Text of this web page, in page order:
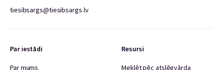
tiesibsargs@tiesibsargs.lv
Par iestādi
Par mums
Resursi
Meklēt pēc atslēgvārda